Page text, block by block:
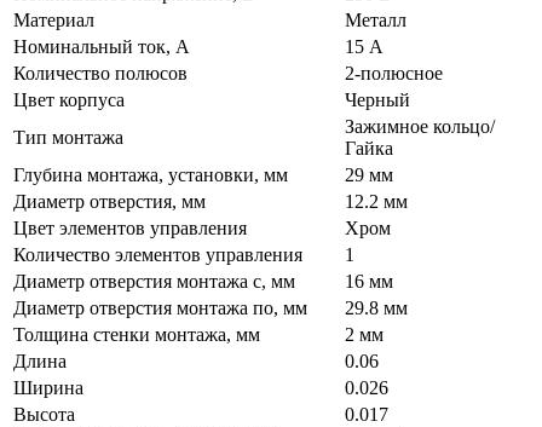
Материал
Металл
Номинальный ток, А
15 А
Количество полюсов
2-полюсное
Цвет корпуса
Черный
Тип монтажа
Зажимное кольцо/
Гайка
Глубина монтажа, установки, мм
29 мм
Диаметр отверстия, мм
12.2 мм
Цвет элементов управления
Хром
Количество элементов управления
1
Диаметр отверстия монтажа с, мм
16 мм
Диаметр отверстия монтажа по, мм
29.8 мм
Толщина стенки монтажа, мм
2 мм
Длина
0.06
Ширина
0.026
Высота
0.017